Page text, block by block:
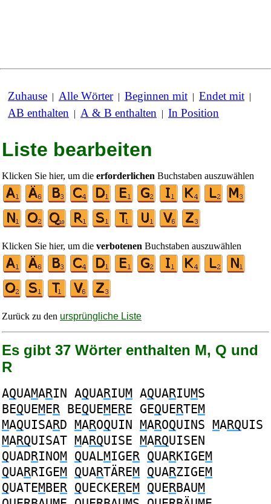
Zuhause | Alle Wörter| Beginnen mit | Endet mit |
AB enthalten | A & B enthalten | In Position
Liste bearbeiten
Klicken Sie hier, um die erforderlichen Buchstaben auszuwählen
Klicken Sie hier, um die verbotenen Buchstaben auszuwählen
Zurück zu den ursprüngliche Liste
Es gibt 37 Wörter enthalten M, Q und
R
AQUAMARIN AQUARIUM AQUARIUMS
BEQUEMER BEQUEMERE GEQUERTEM
MAQUISARD MAROQUIN MAROQUINS MARQUIS
MARQUISAT MARQUISE MARQUISEN
QUADRINOM QUALMIGER QUARKIGEM
QUARRIGEM QUARTÄREM QUARZIGEM
QUATEMBER QUECKEREM QUERBAUM